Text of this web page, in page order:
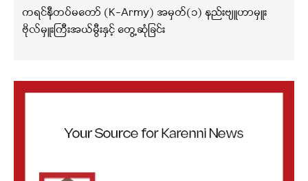
ကရင်နီတပ်မတော် (K-Army) အမှတ်(၁) နည်းဗျူဟာမှူး
ဗိုလ်မှူးကြီးအယ်မွီးနှင့် တွေ့ဆုံခြင်း